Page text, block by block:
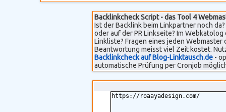
Backlinkcheck Script - das Tool 4
Ist der Backlink beim Linkpartner noch
oder auf der PR Linkseite? Im Webkatolog
Linkliste? Fragen eines jeden Webmaster
Beantwortung meisst viel Zeit kostet.
Backlinkcheck auf Blog-Linktausch.de-
automatische Prüfung per Cronjob